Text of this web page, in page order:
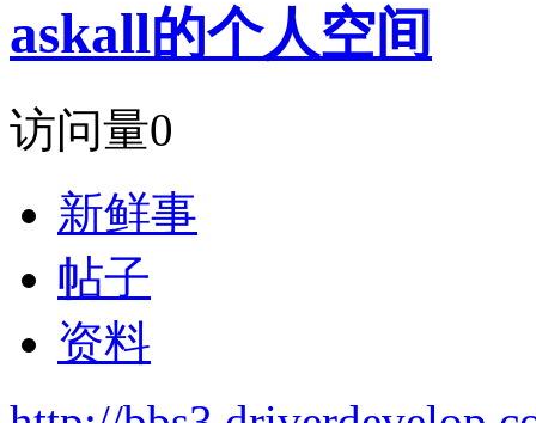
askall的个人空间
访问量0
新鲜事
帖子
资料